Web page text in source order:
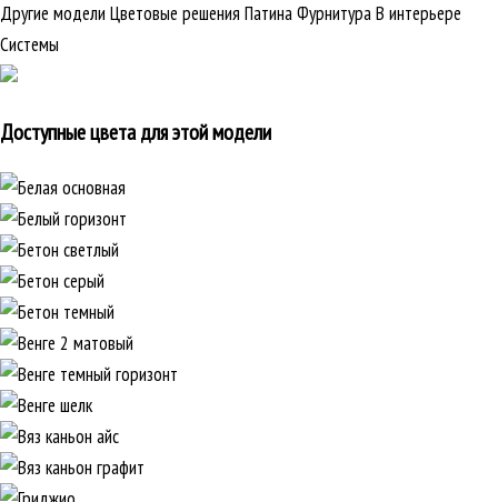
Другие модели Цветовые решения ПатинаФурнитураВ интерьере
Cистемы
Доступные цвета для этой модели